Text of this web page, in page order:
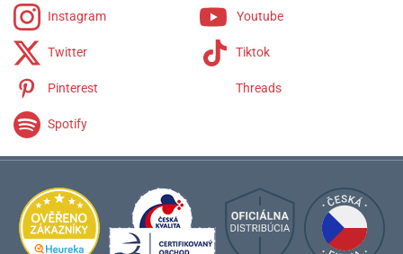
Instagram Youtube
Twitter Tiktok
Pinterest Threads
Spotify